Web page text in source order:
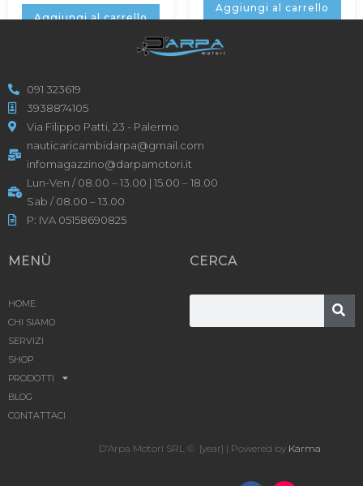
Aggiungi al carrello
Aggiungi al carrello
091 323619
3938874105
Via Filippo Patti, 23 - Palermo
nauticaricambidarpa@gmail.com
infomagazzino@darpamotori.it
Lun-Ven / 08.00 – 13.00 | 15.00 – 18.00
Sab / 08.00 – 13.00
P: IVA 05158690825
MENÙ
HOME
CHI SIAMO
SERVIZI
SHOP
PRODOTTI
BLOG
CONTATTACI
CERCA
D’Arpa Motori SRL © [year] | Powered by Karma